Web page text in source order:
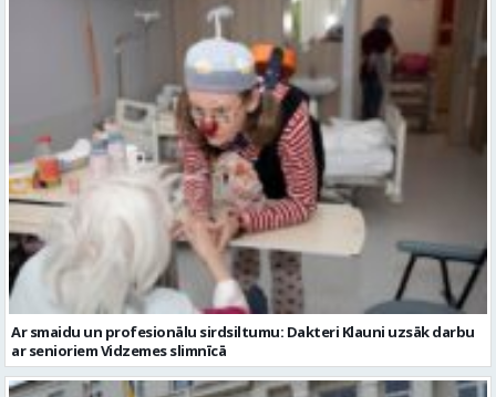
Ar smaidu un profesionālu sirdsiltumu: Dakteri Klauni uzsāk darbu
ar senioriem Vidzemes slimnīcā